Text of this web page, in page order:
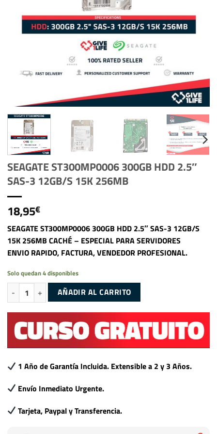
SEAGATE ST300MP0006 300GB HDD 2.5″
SAS-3 12GB/S 15K 256MB
18,95€
SEAGATE ST300MP0006 300GB HDD 2.5″ SAS-3 12GB/S
15K 256MB CACHÉ – ESPECIAL PARA SERVIDORES
ENVIO RAPIDO, FACTURA, VENDEDOR PROFESIONAL.
Solo quedan 4 disponibles
SEAGATE ST300MP0006 300GB HDD 2.5" SAS-3 12GB/S 15K 256MB
AÑADIR AL CARRITO
1 Año de Garantía Incluida. Extensible a 2 y 3 Años.
Envío Inmediato Urgente.
Tarjeta, Paypal y Transferencia.